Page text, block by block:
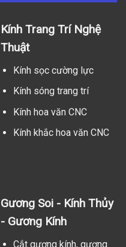
Kính Trang Trí Nghệ
Thuật
Kính sọc cường lực
Kính sóng trang trí
Kính hoa văn CNC
Kính khắc hoa văn CNC
Gương Soi - Kính Thủy
- Gương Kính
Cắt gương kính, gương